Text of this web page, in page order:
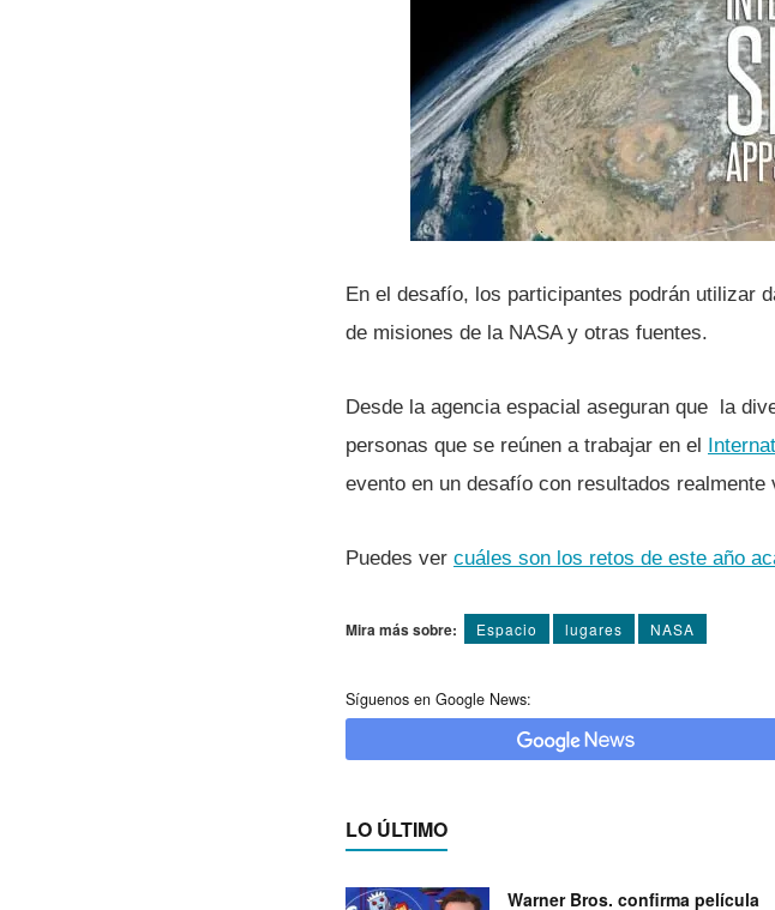
En el desafí­o, los participantes podrán utilizar
de misiones de la NASA y otras fuentes.
Desde la agencia espacial aseguran que la
personas que se reúnen a trabajar en el
evento en un desafí­o con resultados realmente
Puedes ver cuáles son los retos de este año
Mira más sobre: Espacio lugares NASA
Síguenos en Google News:
LO ÚLTIMO
Warner Bros. confirma película